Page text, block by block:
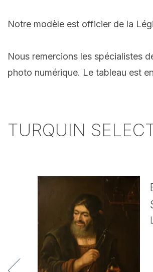
Notre modèle est officier de la
Nous remercions les spécialistes
photo numérique. Le tableau est
TURQUIN